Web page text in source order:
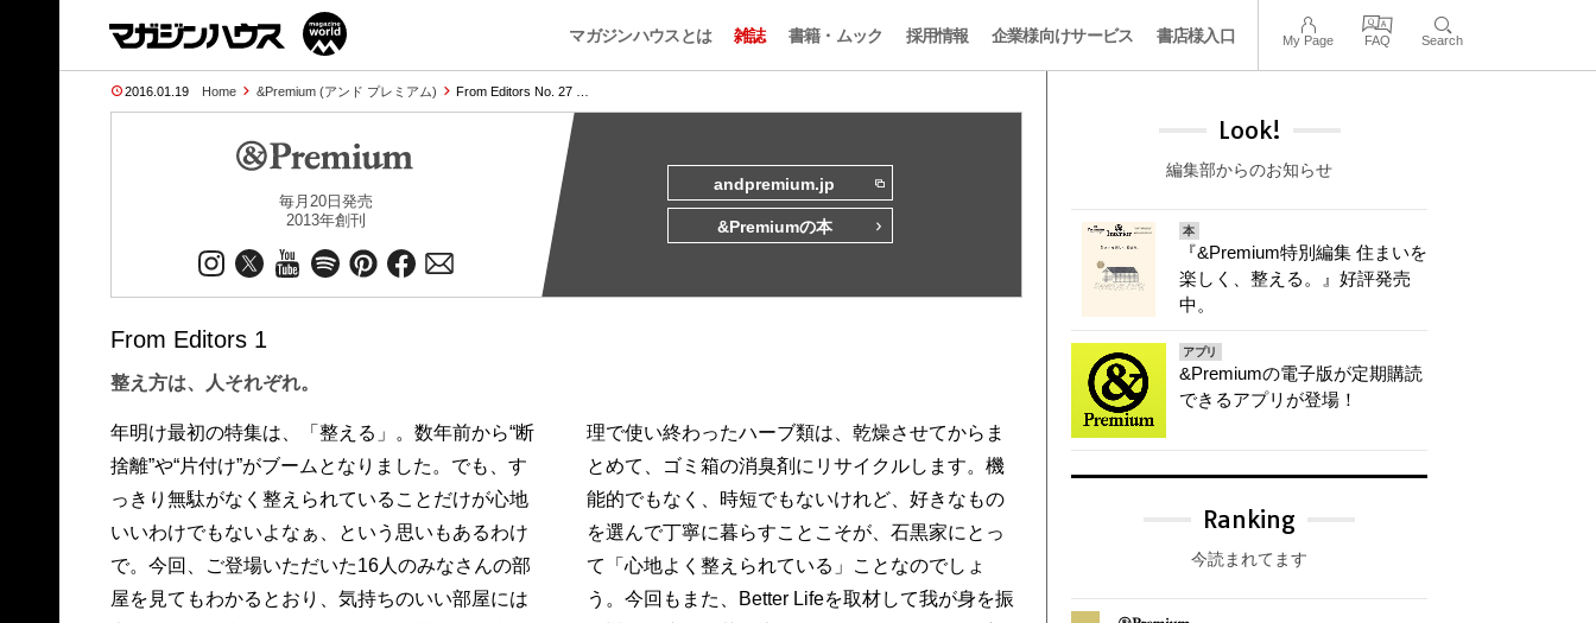
マガジンハウスとは 雑誌 書籍・ムック 採用情報 企業様向けサービス 書店様入口 My Page FAQ Search
2016.01.19 Home &Premium (アンド プレミアム) From Editors No. 27 …
毎月20日発売
2013年創刊
andpremium.jp
&Premiumの本
From Editors 1
整え方は、人それぞれ。
年明け最初の特集は、「整える」。数年前から“断
捨離”や“片付け”がブームとなりました。でも、す
っきり無駄がなく整えられていることだけが心地
いいわけでもないよなぁ、という思いもあるわけ
で。今回、ご登場いただいた16人のみなさんの部
屋を見てもわかるとおり、気持ちのいい部屋には
理で使い終わったハーブ類は、乾燥させてからま
とめて、ゴミ箱の消臭剤にリサイクルします。機
能的でもなく、時短でもないけれど、好きなもの
を選んで丁寧に暮らすことこそが、石黒家にとっ
て「心地よく整えられている」ことなのでしょ
う。今回もまた、Better Lifeを取材して我が身を振
Look!
編集部からのお知らせ
本
『&Premium特別編集 住まいを
楽しく、整える。』好評発売
中。
アプリ
&Premiumの電子版が定期購読
できるアプリが登場！
Ranking
今読まれてます